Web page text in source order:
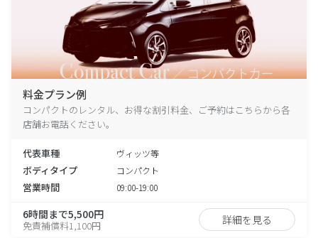
料金プラン例
コンパクトのレンタル、お得な割引料金、ご予約はこちらから各
店舗お電話ください。
代表車種 ヴィッツ等
ボディタイプ コンパクト
営業時間 09:00-19:00
6時間まで5,500円
免責補償料1,100円 詳細を見る